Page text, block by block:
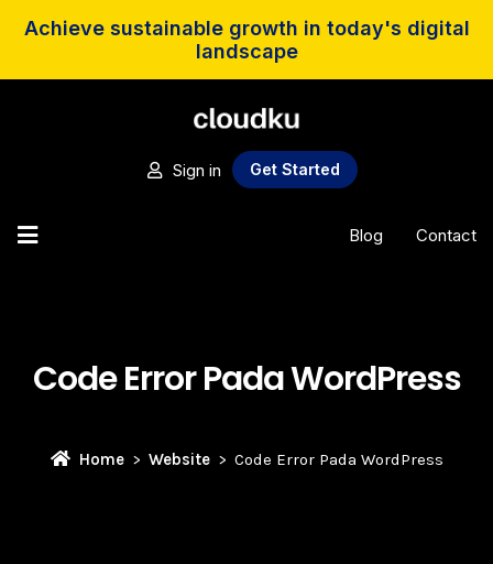
Achieve sustainable growth in today's digital
landscape
Sign in Get Started
Blog Contact
Code Error Pada WordPress
Home Website Code Error Pada WordPress